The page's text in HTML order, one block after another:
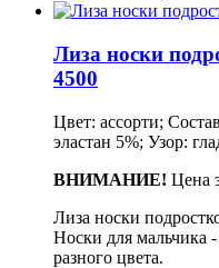
Лиза носки
4500
Цвет: ассорти;
эластан 5%; Узор:
ВНИМАНИЕ! Цена
Лиза носки
Носки для мальчика
разного цвета.